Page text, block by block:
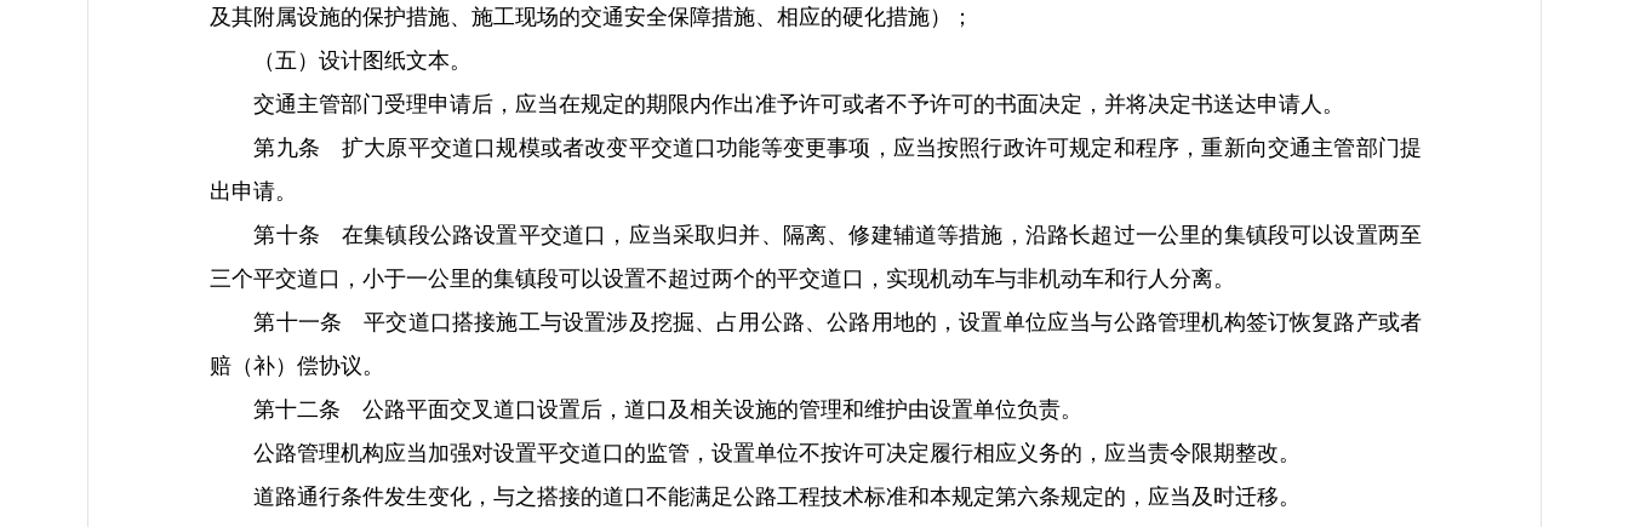
及其附属设施的保护措施、施工现场的交通安全保障措施、相应的硬化措施）；
（五）设计图纸文本。
交通主管部门受理申请后，应当在规定的期限内作出准予许可或者不予许可的书面决定，并将决定书送达申请人。
第九条 扩大原平交道口规模或者改变平交道口功能等变更事项，应当按照行政许可规定和程序，重新向交通主管部门提
出申请。
第十条 在集镇段公路设置平交道口，应当采取归并、隔离、修建辅道等措施，沿路长超过一公里的集镇段可以设置两至
三个平交道口，小于一公里的集镇段可以设置不超过两个的平交道口，实现机动车与非机动车和行人分离。
第十一条 平交道口搭接施工与设置涉及挖掘、占用公路、公路用地的，设置单位应当与公路管理机构签订恢复路产或者
赔（补）偿协议。
第十二条 公路平面交叉道口设置后，道口及相关设施的管理和维护由设置单位负责。
公路管理机构应当加强对设置平交道口的监管，设置单位不按许可决定履行相应义务的，应当责令限期整改。
道路通行条件发生变化，与之搭接的道口不能满足公路工程技术标准和本规定第六条规定的，应当及时迁移。